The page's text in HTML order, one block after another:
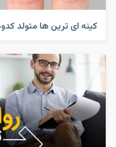
کینه ای ترین ها متولد